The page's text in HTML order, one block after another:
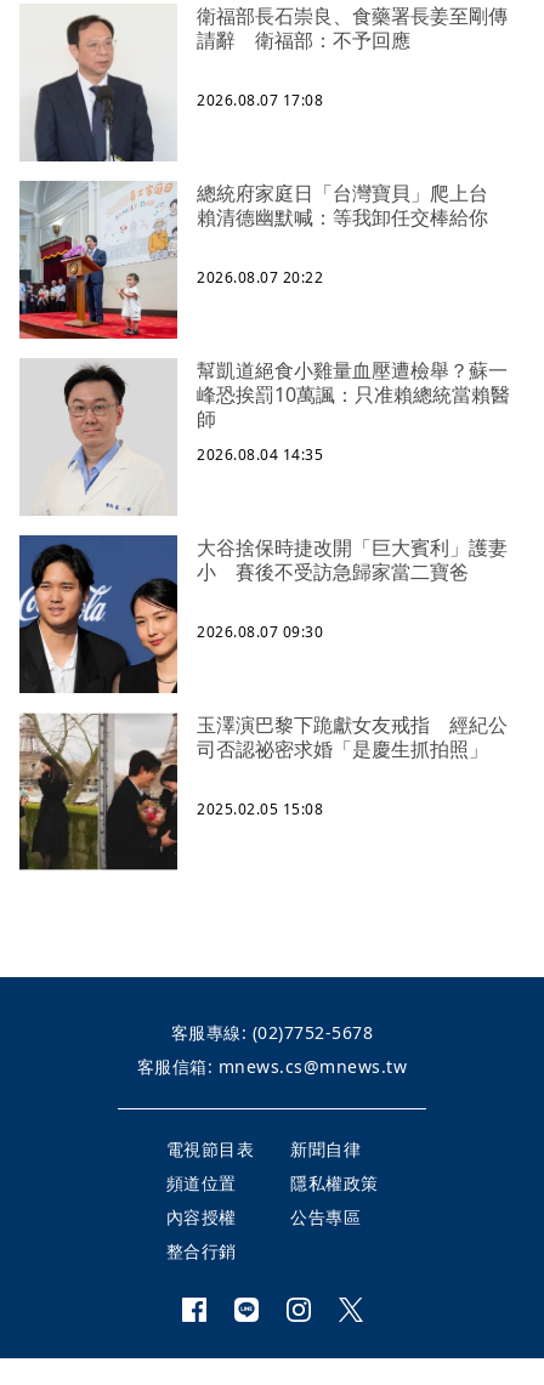
衛福部長石崇良、食藥署長姜至剛傳
請辭 衛福部：不予回應
2026.08.07 17:08
總統府家庭日「台灣寶貝」爬上台
賴清德幽默喊：等我卸任交棒給你
2026.08.07 20:22
幫凱道絕食小雞量血壓遭檢舉？蘇一
峰恐挨罰10萬諷：只准賴總統當賴醫
師
2026.08.04 14:35
大谷捨保時捷改開「巨大賓利」護妻
小 賽後不受訪急歸家當二寶爸
2026.08.07 09:30
玉澤演巴黎下跪獻女友戒指 經紀公
司否認祕密求婚「是慶生抓拍照」
2025.02.05 15:08
客服專線: (02)7752-5678
客服信箱: mnews.cs@mnews.tw
電視節目表
新聞自律
頻道位置
隱私權政策
內容授權
公告專區
整合行銷